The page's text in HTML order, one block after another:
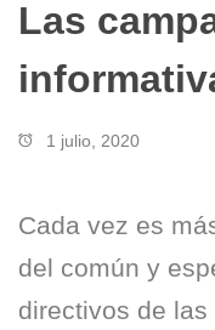
Las
1 julio, 2020
Cada vez es
del común y
directivos de